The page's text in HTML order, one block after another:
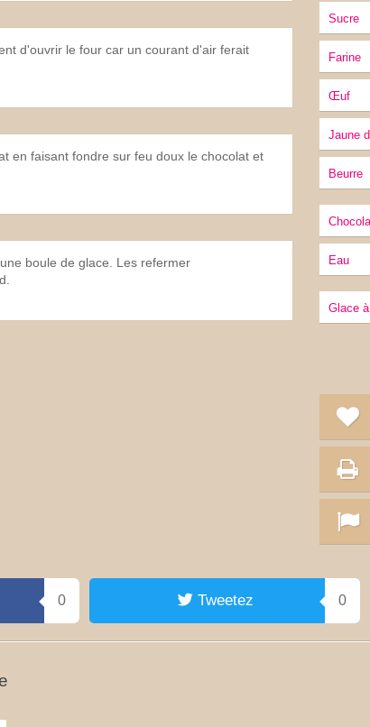
d'ouvrir le four car un courant d'air ferait
en faisant fondre sur feu doux le chocolat et
boule de glace. Les refermer
Sucre
Farine
œuf
jaune
Beurre
eau
Glace
0 Tweetez 0